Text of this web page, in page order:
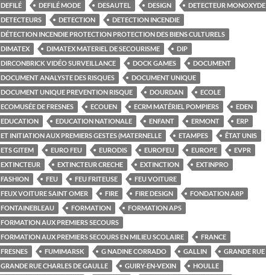
DEFILÉ
DEFILÉ MODE DESAUTEL DESIGN
DETECTEUR MONOXYDE
DETECTEURS
DETECTION
DETECTION INCENDIE
DÉTECTION INCENDIE PROTECTION PROTECTION DES BIENS CULTURELS
DIMATEX
DIMATEX MATERIEL DE SECOURISME
DIP
DIRCONBRICK VIDÉO SURVEILLANCE
DOCK GAMES
DOCUMENT
DOCUMENT ANALYSTE DES RISQUES
DOCUMENT UNIQUE
DOCUMENT UNIQUE PREVENTION RISQUE
DOURDAN
ECOLE
ECOMUSÉE DE FRESNES
ECOUEN ECRM MATÉRIEL POMPIERS
EDEN
EDUCATION
EDUCATION NATIONALE ENFANT ERMONT
ERP
ET INITIATION AUX PREMIERS GESTES (MATERNELLE
ETAMPES
ÊTAT UNIS
ETS GITEM
EURO FEU EURODIS EUROFEU EUROPE
EVPR
EXTINCTEUR
EXTINCTEUR CRECHE EXTINCTION
EXTINPRO
FASHION
FEU FEU FRITEUSE
FEU VOITURE
FEUX VOITURE SAINT OMER
FIRE FIRE DESIGN
FONDATION ARP
FONTAINEBLEAU
FORMATION
FORMATION APS
FORMATION AUX PREMIERS SECOURS
FORMATION AUX PREMIERS SECOURS EN MILIEU SCOLAIRE
FRANCE
FRESNES
FUMIMARSK G NADINE CORRADO GALLIN
GRANDE RUE
GRANDE RUE CHARLES DE GAULLE
GUIRY-EN-VEXIN
HOULLE